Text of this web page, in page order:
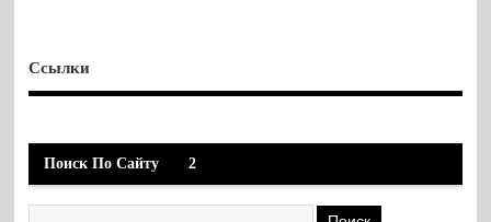
Ссылки
Поиск По Сайту 2